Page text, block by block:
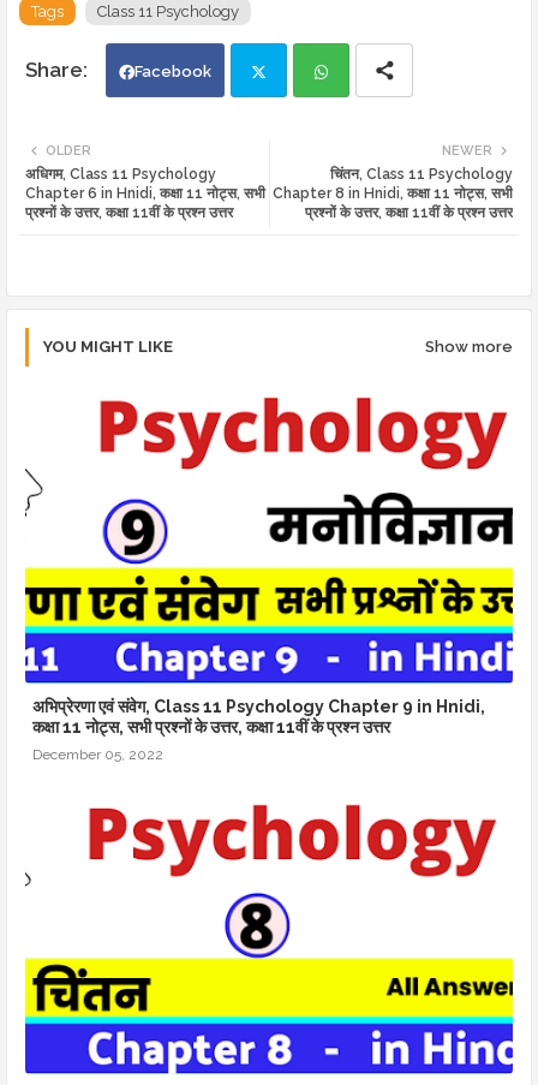
Tags Class 11 Psychology
Facebook
ats
NEWER
चिंतन, Class 11 Psychology
Chapter 8 in Hnidi, कक्षा 11 नोट्स, सभी
प्रश्नों के उत्तर, कक्षा 11वीं के प्रश्न उत्तर
OLDER
अधिगम, Class 11 Psychology
Chapter 6 in Hnidi, कक्षा 11 नोट्स, सभी
प्रश्नों के उत्तर, कक्षा 11वीं के प्रश्न उत्तर
YOU MIGHT LIKE Show more
अभिप्रेरणा एवं संवेग, Class 11 Psychology Chapter 9 in Hnidi,
कक्षा 11 नोट्स, सभी प्रश्नों के उत्तर, कक्षा 11वीं के प्रश्न उत्तर
December 05, 2022